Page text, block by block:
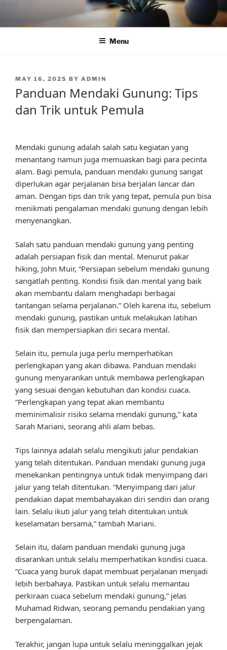
content
Menu
POSTED
MAY 16, 2025 BY ADMIN
Panduan Mendaki Gunung: Tips
dan Trik untuk Pemula
Mendaki gunung adalah salah satu kegiatan yang
menantang namun juga memuaskan bagi para pecinta
alam. Bagi pemula, panduan mendaki gunung sangat
diperlukan agar perjalanan bisa berjalan lancar dan
aman. Dengan tips dan trik yang tepat, pemula pun bisa
menikmati pengalaman mendaki gunung dengan lebih
menyenangkan.
Salah satu panduan mendaki gunung yang penting
adalah persiapan fisik dan mental. Menurut pakar
hiking, John Muir, “Persiapan sebelum mendaki gunung
sangatlah penting. Kondisi fisik dan mental yang baik
akan membantu dalam menghadapi berbagai
tantangan selama perjalanan.” Oleh karena itu, sebelum
mendaki gunung, pastikan untuk melakukan latihan
fisik dan mempersiapkan diri secara mental.
Selain itu, pemula juga perlu memperhatikan
perlengkapan yang akan dibawa. Panduan mendaki
gunung menyarankan untuk membawa perlengkapan
yang sesuai dengan kebutuhan dan kondisi cuaca.
“Perlengkapan yang tepat akan membantu
meminimalisir risiko selama mendaki gunung,” kata
Sarah Mariani, seorang ahli alam bebas.
Tips lainnya adalah selalu mengikuti jalur pendakian
yang telah ditentukan. Panduan mendaki gunung juga
menekankan pentingnya untuk tidak menyimpang dari
jalur yang telah ditentukan. “Menyimpang dari jalur
pendakian dapat membahayakan diri sendiri dan orang
lain. Selalu ikuti jalur yang telah ditentukan untuk
keselamatan bersama,” tambah Mariani.
Selain itu, dalam panduan mendaki gunung juga
disarankan untuk selalu memperhatikan kondisi cuaca.
“Cuaca yang buruk dapat membuat perjalanan menjadi
lebih berbahaya. Pastikan untuk selalu memantau
perkiraan cuaca sebelum mendaki gunung,” jelas
Muhamad Ridwan, seorang pemandu pendakian yang
berpengalaman.
Terakhir, jangan lupa untuk selalu meninggalkan jejak